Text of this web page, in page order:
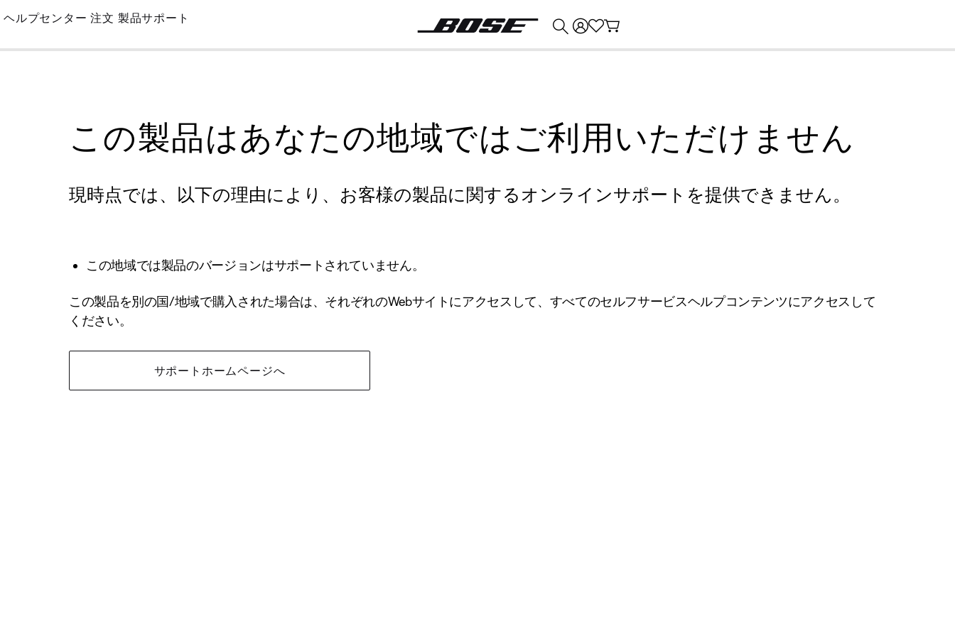
Skip
Main
ヘルプセンター 注文 製品サポート
この製品はあなたの地域ではご利用いただけません
現時点では、以下の理由により、お客様の製品に関するオンラインサポートを提供できません。
この地域では製品のバージョンはサポートされていません。
この製品を別の国/地域で購入された場合は、それぞれのWebサイトにアクセスして、すべてのセルフサービスヘルプコンテンツにアクセスして
ください。
サポートホームページへ